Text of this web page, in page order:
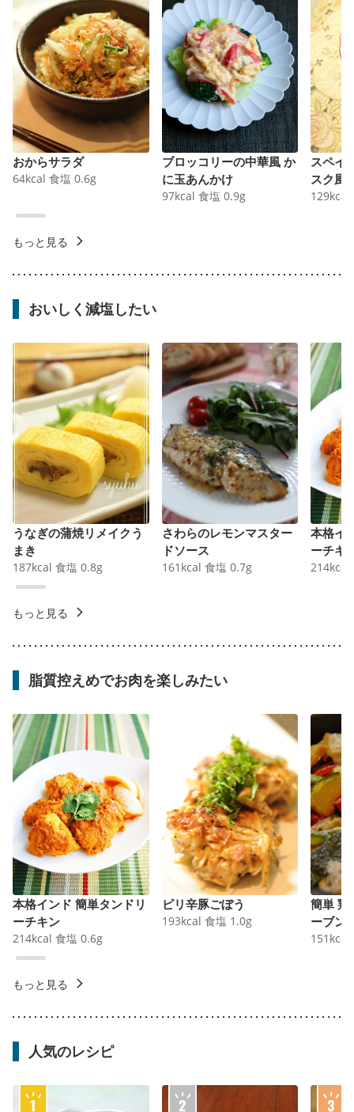
おからサラダ
64kcal 食塩 0.6g
ブロッコリーの中華風 か
に玉あんかけ
97kcal 食塩 0.9g
スペイ
スク風
129kcal
もっと見る
おいしく減塩したい
うなぎの蒲焼リメイクう
まき
187kcal 食塩 0.8g
さわらのレモンマスター
ドソース
161 kcal 食塩 0.7g
本格イ
ーチキ
214kcal
もっと見る
脂質控えめでお肉を楽しみたい
本格インド 簡単タンドリ
ーチキン
214kcal 食塩 0.6g
ピリ辛豚ごぼう
193kcal 食塩 1.0g
簡単 鶏
ーブン
151 kcal
もっと見る
人気のレシピ